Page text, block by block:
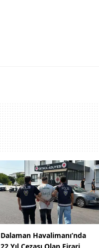
Dalaman Havalimanı’nda